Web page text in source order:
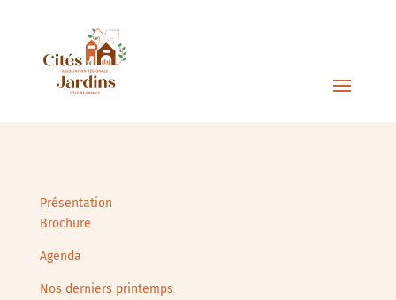
Présentation
Brochure
Agenda
Nos derniers printemps